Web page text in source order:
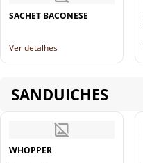
SACHET BACONESE
Ver detalhes
SANDUICHES
WHOPPER